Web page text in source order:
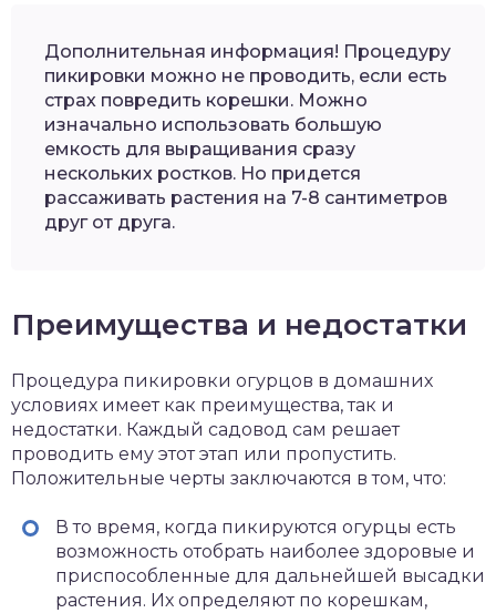
Дополнительная информация! Процедуру
пикировки можно не проводить, если есть
страх повредить корешки. Можно
изначально использовать большую
емкость для выращивания сразу
нескольких ростков. Но придется
рассаживать растения на 7-8 сантиметров
друг от друга.
Преимущества и недостатки
Процедура пикировки огурцов в домашних
условиях имеет как преимущества, так и
недостатки. Каждый садовод сам решает
проводить ему этот этап или пропустить.
Положительные черты заключаются в том, что:
В то время, когда пикируются огурцы есть
возможность отобрать наиболее здоровые и
приспособленные для дальнейшей высадки
растения. Их определяют по корешкам,